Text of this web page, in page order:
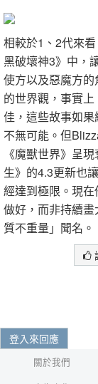
相較於1、2代來
黑破壞神3》中，
使方以及惡魔方
的世界觀，事實
佳，這些故事如
不無可能。但
《魔獸世界》呈
生》的4.3更新也
經達到極限。現
做好，而非持續
質不重量」聞名。
登入來回應
關於我們